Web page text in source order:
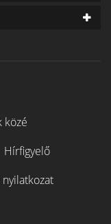
közé
Hírfigyelő